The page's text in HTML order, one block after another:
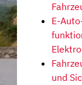
E-
und